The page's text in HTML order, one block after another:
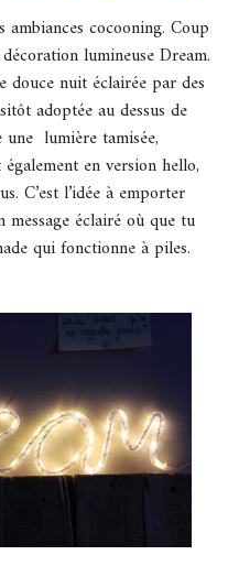
ambiances cocooning. Coup
lumineuse Dream.
nuit éclairée par des
adoptée au dessus de
lumière tamisée,
en version hello,
C’est l’idée à emporter
éclairé où que tu
qui fonctionne à piles.